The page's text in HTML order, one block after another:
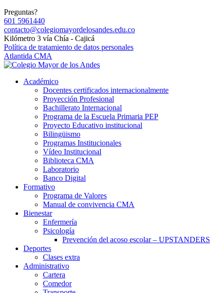
Preguntas?
601 5961440
contacto@colegiomayordelosandes.edu.co
Kilómetro 3 vía Chía - Cajicá
Política de tratamiento de datos personales
Atlantida CMA
Académico
Docentes certificados internacionalmente
Proyección Profesional
Bachillerato Internacional
Programa de la Escuela Primaria PEP
Proyecto Educativo institucional
Bilingüismo
Programas Institucionales
Vídeo Institucional
Biblioteca CMA
Laboratorio
Banco Digital
Formativo
Programa de Valores
Manual de convivencia CMA
Bienestar
Enfermería
Psicología
Prevención del acoso escolar – UPSTANDERS
Deportes
Clases extra
Administrativo
Cartera
Comedor